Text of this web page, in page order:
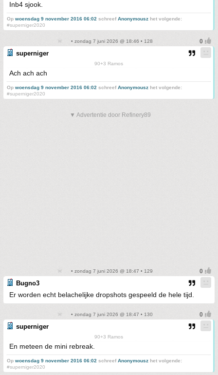
Inb4 sjook.
Op woensdag 9 november 2016 06:02 schreefAnonymousz het volgende:
#superniger2020
• zondag 7 juni 2026 @ 18:46 • 128
superniger
90+3 Ramos
Ach ach ach
Op woensdag 9 november 2016 06:02 schreefAnonymousz het volgende:
#superniger2020
▼ Advertentie door Refinery89
• zondag 7 juni 2026 @ 18:47 • 129
Bugno3
Er worden echt belachelijke dropshots gespeeld de hele tijd.
• zondag 7 juni 2026 @ 18:47 • 130
superniger
90+3 Ramos
En meteen de mini rebreak.
Op woensdag 9 november 2016 06:02 schreefAnonymousz het volgende:
#superniger2020